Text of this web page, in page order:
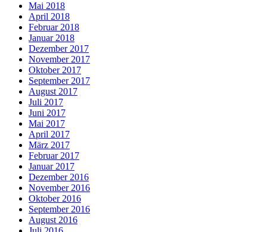
Mai 2018
April 2018
Februar 2018
Januar 2018
Dezember 2017
November 2017
Oktober 2017
September 2017
August 2017
Juli 2017
Juni 2017
Mai 2017
April 2017
März 2017
Februar 2017
Januar 2017
Dezember 2016
November 2016
Oktober 2016
September 2016
August 2016